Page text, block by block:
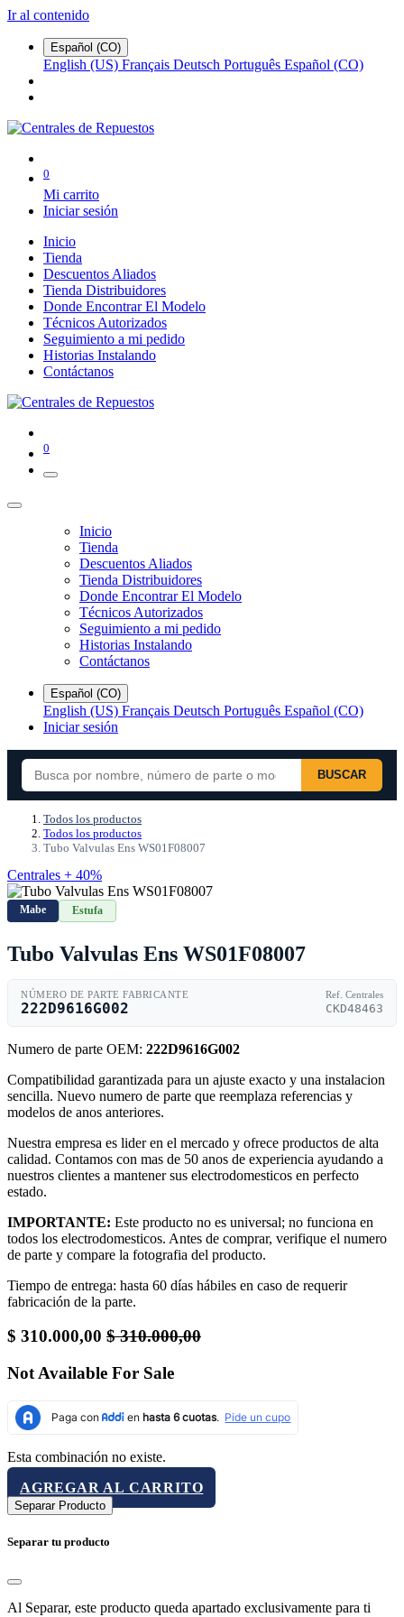
Ir al contenido
Español (CO)
English (US) Français Deutsch Português Español (CO)
0
Mi carrito
Iniciar sesión
Inicio
Tienda
Descuentos Aliados
Tienda Distribuidores
Donde Encontrar El Modelo
Técnicos Autorizados
Seguimiento a mi pedido
Historias Instalando
Contáctanos
0
Inicio
Tienda
Descuentos Aliados
Tienda Distribuidores
Donde Encontrar El Modelo
Técnicos Autorizados
Seguimiento a mi pedido
Historias Instalando
Contáctanos
Español (CO)
English (US) Français Deutsch Português Español (CO)
Iniciar sesión
BUSCAR
Todos los productos
Todos los productos
Tubo Valvulas Ens WS01F08007
Centrales + 40%
Mabe Estufa
Tubo Valvulas Ens WS01F08007
NÚMERO DE PARTE FABRICANTE
222D9616G002
Ref. Centrales
CKD48463
Numero de parte OEM: 222D9616G002
Compatibilidad garantizada para un ajuste exacto y una instalacion
sencilla. Nuevo numero de parte que reemplaza referencias y
modelos de anos anteriores.
Nuestra empresa es lider en el mercado y ofrece productos de alta
calidad. Contamos con mas de 50 anos de experiencia ayudando a
nuestros clientes a mantener sus electrodomesticos en perfecto
estado.
IMPORTANTE: Este producto no es universal; no funciona en
todos los electrodomesticos. Antes de comprar, verifique el numero
de parte y compare la fotografia del producto.
Tiempo de entrega: hasta 60 días hábiles en caso de requerir
fabricación de la parte.
$ 310.000,00 $310.000,00
Not Available For Sale
Esta combinación no existe.
AGREGAR AL CARRITO
Separar Producto
Separar tu producto
Al Separar, este producto queda apartado exclusivamente para ti